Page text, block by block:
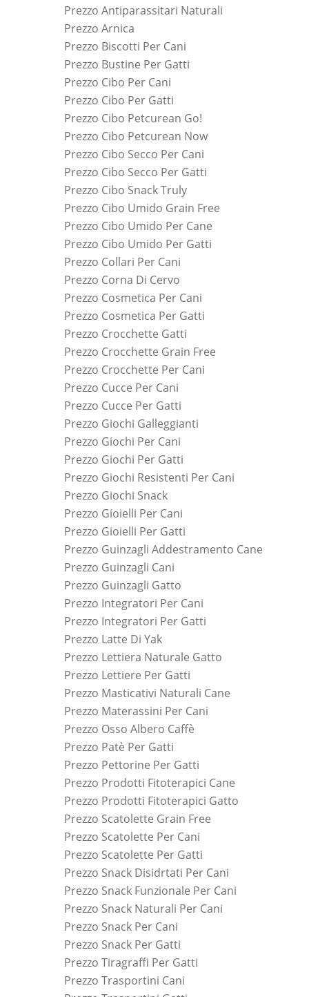
Prezzo Antiparassitari Naturali
Prezzo Arnica
Prezzo Biscotti Per Cani
Prezzo Bustine Per Gatti
Prezzo Cibo Per Cani
Prezzo Cibo Per Gatti
Prezzo Cibo Petcurean Go!
Prezzo Cibo Petcurean Now
Prezzo Cibo Secco Per Cani
Prezzo Cibo Secco Per Gatti
Prezzo Cibo Snack Truly
Prezzo Cibo Umido Grain Free
Prezzo Cibo Umido Per Cane
Prezzo Cibo Umido Per Gatti
Prezzo Collari Per Cani
Prezzo Corna Di Cervo
Prezzo Cosmetica Per Cani
Prezzo Cosmetica Per Gatti
Prezzo Crocchette Gatti
Prezzo Crocchette Grain Free
Prezzo Crocchette Per Cani
Prezzo Cucce Per Cani
Prezzo Cucce Per Gatti
Prezzo Giochi Galleggianti
Prezzo Giochi Per Cani
Prezzo Giochi Per Gatti
Prezzo Giochi Resistenti Per Cani
Prezzo Giochi Snack
Prezzo Gioielli Per Cani
Prezzo Gioielli Per Gatti
Prezzo Guinzagli Addestramento Cane
Prezzo Guinzagli Cani
Prezzo Guinzagli Gatto
Prezzo Integratori Per Cani
Prezzo Integratori Per Gatti
Prezzo Latte Di Yak
Prezzo Lettiera Naturale Gatto
Prezzo Lettiere Per Gatti
Prezzo Masticativi Naturali Cane
Prezzo Materassini Per Cani
Prezzo Osso Albero Caffè
Prezzo Patè Per Gatti
Prezzo Pettorine Per Gatti
Prezzo Prodotti Fitoterapici Cane
Prezzo Prodotti Fitoterapici Gatto
Prezzo Scatolette Grain Free
Prezzo Scatolette Per Cani
Prezzo Scatolette Per Gatti
Prezzo Snack Disidrtati Per Cani
Prezzo Snack Funzionale Per Cani
Prezzo Snack Naturali Per Cani
Prezzo Snack Per Cani
Prezzo Snack Per Gatti
Prezzo Tiragraffi Per Gatti
Prezzo Trasportini Cani